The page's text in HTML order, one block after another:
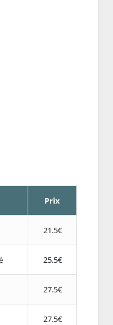
Prix
21.5€
25.5€
27.5€
27.5€